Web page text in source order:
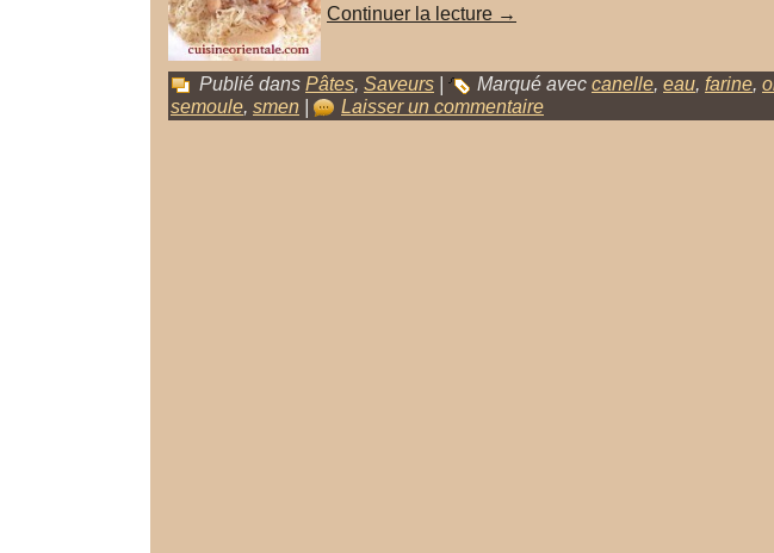
Continuer la lecture →
Publié dans Pâtes, Saveurs Marqué avec canelle, eau, farine,
semoule, smen Laisser un commentaire